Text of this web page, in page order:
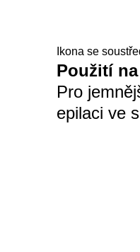
Ikona se
Použití
Pro
epilaci ve